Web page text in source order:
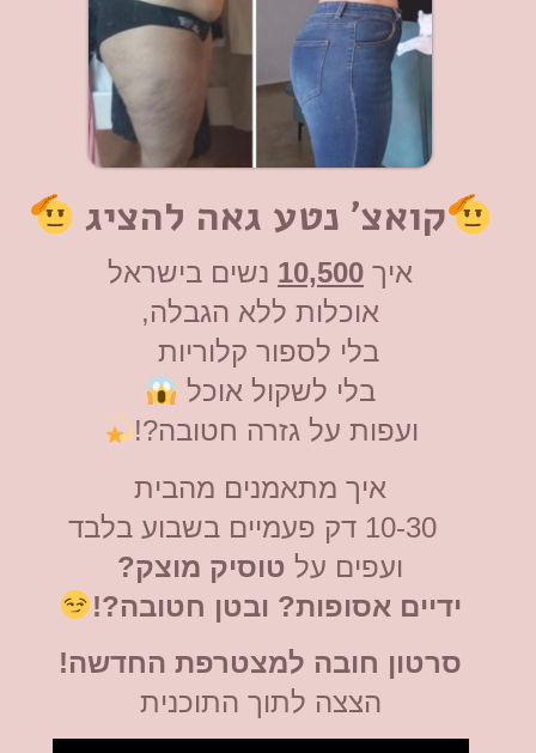
קואצ׳ נטע גאה להציג
איך 10,500 נשים בישראל
אוכלות ללא הגבלה,
בלי לספור קלוריות
בלי לשקול אוכל
ועפות על גזרה חטובה?!
איך מתאמנים מהבית
10-30 דק פעמיים בשבוע בלבד
ועפים על טוסיק מוצק?
ידיים אסופות? ובטן חטובה?!
סרטון חובה למצטרפת החדשה!
הצצה לתוך התוכנית